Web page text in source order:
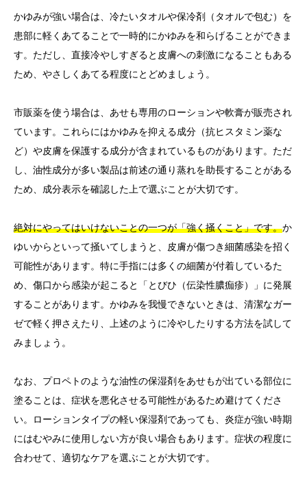
かゆみが強い場合は、冷たいタオルや保冷剤（タオルで包む）を
患部に軽くあてることで一時的にかゆみを和らげることができま
す。ただし、直接冷やしすぎると皮膚への刺激になることもある
ため、やさしくあてる程度にとどめましょう。
市販薬を使う場合は、あせも専用のローションや軟膏が販売され
ています。これらにはかゆみを抑える成分（抗ヒスタミン薬な
ど）や皮膚を保護する成分が含まれているものがあります。ただ
し、油性成分が多い製品は前述の通り蒸れを助長することがある
ため、成分表示を確認した上で選ぶことが大切です。
絶対にやってはいけないことの一つが「強く掻くこと」です。か
ゆいからといって掻いてしまうと、皮膚が傷つき細菌感染を招く
可能性があります。特に手指には多くの細菌が付着しているた
め、傷口から感染が起こると「とびひ（伝染性膿痂疹）」に発展
することがあります。かゆみを我慢できないときは、清潔なガー
ゼで軽く押さえたり、上述のように冷やしたりする方法を試して
みましょう。
なお、プロペトのような油性の保湿剤をあせもが出ている部位に
塗ることは、症状を悪化させる可能性があるため避けてくださ
い。ローションタイプの軽い保湿剤であっても、炎症が強い時期
にはむやみに使用しない方が良い場合もあります。症状の程度に
合わせて、適切なケアを選ぶことが大切です。